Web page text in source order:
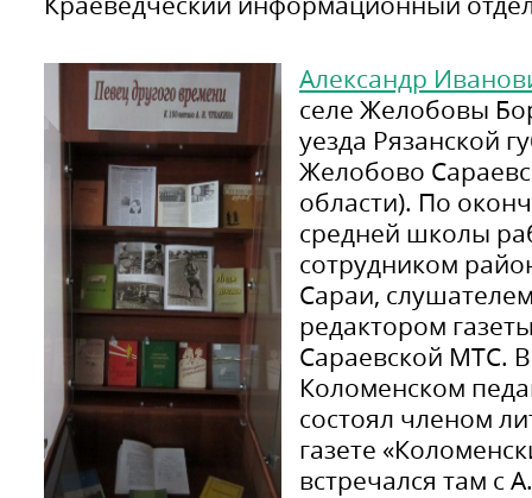
Александр
селе Желобовы
уезда Рязанской
Желобово
области). По
средней школы
сотрудником
Сараи,
редактором
Сараевской МТС. В
Коломенском
состоял членом
газете
встречался там с